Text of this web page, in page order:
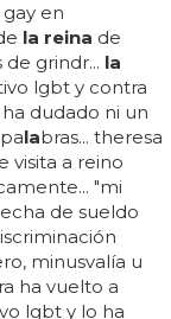
en
la reina de
de grindr... la
lgbt y contra
dudado ni un
labras... theresa
visita a reino
"mi
de sueldo
minusvalía u
ha vuelto a
lgbt y lo ha